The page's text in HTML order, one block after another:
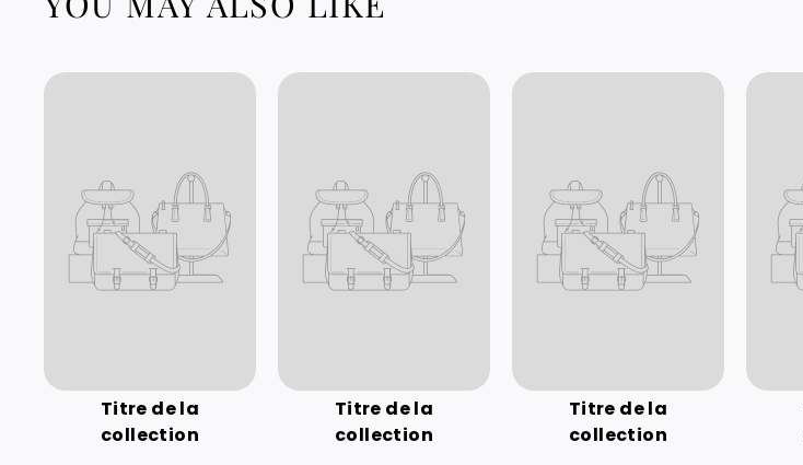
Titre de la
collection
Titre de la
collection
Titre de la
collection